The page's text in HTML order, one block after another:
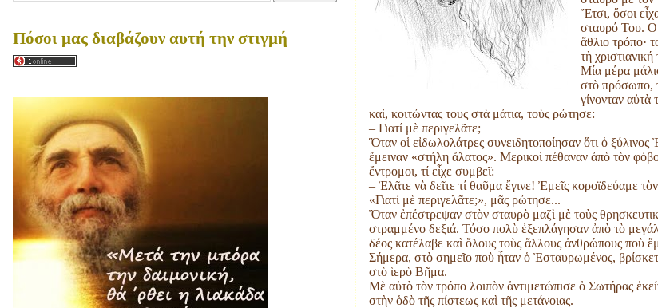
Ἔτσι, ὅσοι
σταυρό Του.
ἄθλιο τρόπο·
τὴ
Μία μέρα
στὸ πρόσωπο,
γίνονταν
καί, κοιτώντας τους στὰ μάτια, τοὺς ρώτησε:
– Γιατί μὲ περιγελᾶτε;
Ὅταν οἱ εἰδωλολάτρες συνειδητοποίησαν ὅτι ὁ
ἔμειναν «στήλη ἅλατος». Μερικοὶ πέθαναν ἀπὸ τὸν
ἔντρομοι, τί εἶχε συμβεῖ:
– Ἐλᾶτε νὰ δεῖτε τί θαῦμα ἔγινε! Ἐμεῖς κοροϊδεύαμε
«Γιατί μὲ περιγελᾶτε;», μᾶς ρώτησε...
Ὅταν ἐπέστρεψαν στὸν σταυρὸ μαζὶ μὲ τοὺς
στραμμένο δεξιά. Τόσο πολὺ ἐξεπλάγησαν ἀπὸ τὸ
δέος κατέλαβε καὶ ὅλους τοὺς ἄλλους ἀνθρώπους ποὺ
Σήμερα, στὸ σημεῖο ποὺ ἦταν ὁ Ἐσταυρωμένος,
στὸ ἱερὸ Βῆμα.
Μὲ αὐτὸ τὸν τρόπο λοιπὸν ἀντιμετώπισε ὁ Σωτήρας
στὴν ὁδὸ τῆς πίστεως καὶ τῆς μετάνοιας.
Πόσοι μας διαβάζουν αυτή την στιγμή